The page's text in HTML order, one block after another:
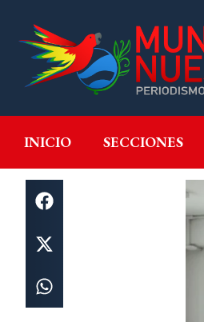
INICIO SECCIONES